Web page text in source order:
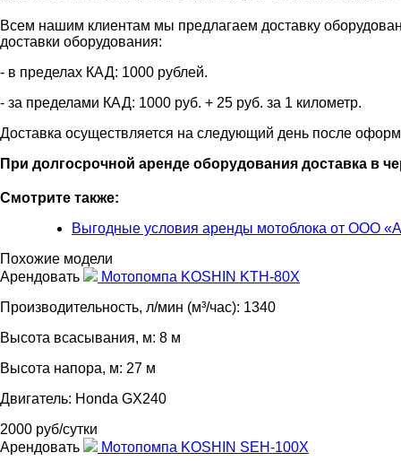
Всем нашим клиентам мы предлагаем доставку
доставки оборудования:
- в пределах КАД: 1000 рублей.
- за пределами КАД: 1000 руб. + 25 руб. за 1 километр.
Доставка осуществляется на следующий день после
При долгосрочной аренде оборудования доставка в
Смотрите также:
Выгодные условия аренды мотоблока от ООО
Похожие модели
Арендовать
Мотопомпа KOSHIN KTH-80X
Производительность, л/мин (м³/час): 1340
Высота всасывания, м: 8 м
Высота напора, м: 27 м
Двигатель: Honda GX240
2000 руб/сутки
Арендовать
Мотопомпа KOSHIN SEH-100X